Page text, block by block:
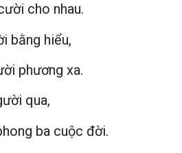
cho nhau.
bằng hiểu,
phương xa.
qua,
ba cuộc đời.